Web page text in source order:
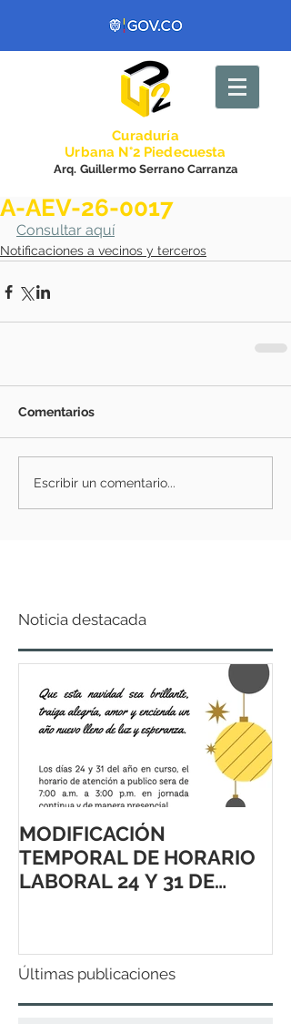
Curaduría
Urbana N°2 Piedecuesta
Arq. Guillermo Serrano Carranza
A-AEV-26-0017
Consultar aquí
Notificaciones a vecinos y terceros
Comentarios
Escribir un comentario...
Noticia destacada
MODIFICACIÓN
TEMPORAL DE HORARIO
LABORAL 24 Y 31 DE
Últimas publicaciones